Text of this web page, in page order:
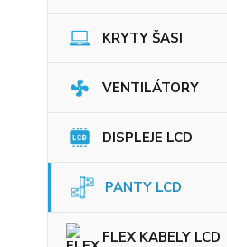
KRYTY ŠASI
VENTILÁTORY
DISPLEJE LCD
PANTY LCD
FLEX KABELY LCD